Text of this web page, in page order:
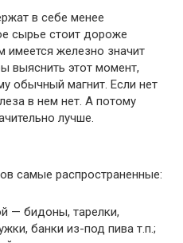
в себе менее
сырье стоит дороже
имеется железно значит
выяснить этот момент,
обычный магнит. Если нет
в нем нет. А потому
лучше.
самые распространенные:
— бидоны, тарелки,
банки из-под пива т.п.;